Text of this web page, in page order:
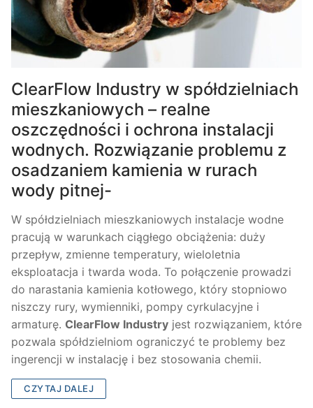
ClearFlow Industry w spółdzielniach
mieszkaniowych – realne
oszczędności i ochrona instalacji
wodnych. Rozwiązanie problemu z
osadzaniem kamienia w rurach
wody pitnej-
W spółdzielniach mieszkaniowych instalacje wodne
pracują w warunkach ciągłego obciążenia: duży
przepływ, zmienne temperatury, wieloletnia
eksploatacja i twarda woda. To połączenie prowadzi
do narastania kamienia kotłowego, który stopniowo
niszczy rury, wymienniki, pompy cyrkulacyjne i
armaturę. ClearFlow Industry jest rozwiązaniem, które
pozwala spółdzielniom ograniczyć te problemy bez
ingerencji w instalację i bez stosowania chemii.
CZYTAJ DALEJ